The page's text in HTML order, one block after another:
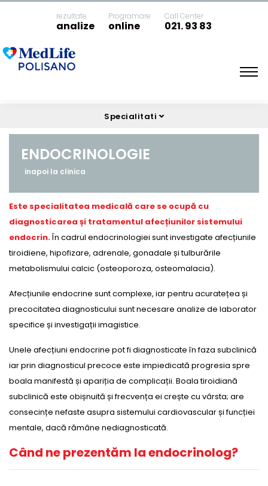
rezultate
analize
Programare
online
Call Center
021. 93 83
Specialitati
ENDOCRINOLOGIE
inapoi la clinica
Este specialitatea medicală care se ocupă cu
diagnosticarea și tratamentul afecțiunilor sistemului
endocrin.În cadrul endocrinologiei sunt investigate afecțiunile
tiroidiene, hipofizare, adrenale, gonadale și tulburările
metabolismului calcic (osteoporoza, osteomalacia).
Afecțiunile endocrine sunt complexe, iar pentru acuratețea și
precocitatea diagnosticului sunt necesare analize de laborator
specifice și investigații imagistice.
Unele afecțiuni endocrine pot fi diagnosticate în faza subclinică
iar prin diagnosticul precoce este impiedicată progresia spre
boala manifestă și apariția de complicații. Boala tiroidiană
subclinică este obișnuită și frecvența ei crește cu vârsta; are
consecințe nefaste asupra sistemului cardiovascular și funcției
mentale, dacă rămâne nediagnosticată.
Când ne prezentăm la endocrinolog?